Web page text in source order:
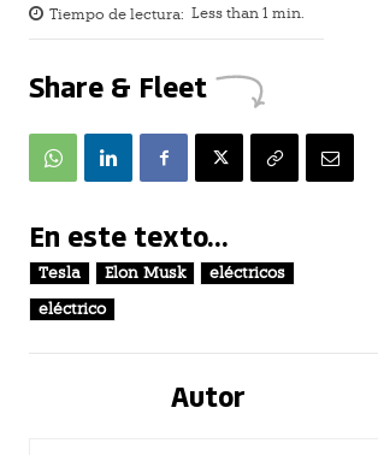
Tiempo de lectura: Less than 1 min.
Share & Fleet
En este texto...
Tesla Elon Musk
eléctricos
eléctrico
Autor